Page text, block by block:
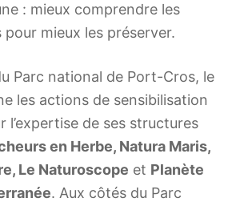
: mieux comprendre les
pour mieux les préserver.
Parc national de Port-Cros, le
les actions de sensibilisation
l’expertise de ses structures
en Herbe, Natura Maris,
Le Naturoscope et Planète
. Aux côtés du Parc